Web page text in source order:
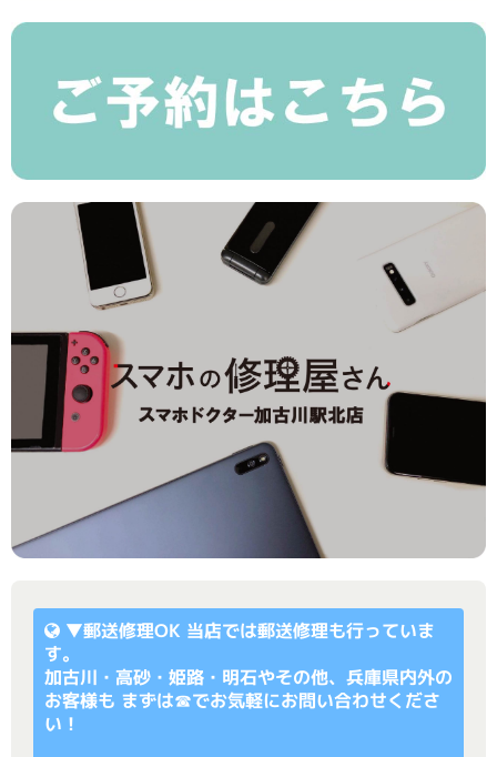
▼郵送修理OK 当店では郵送修理も行っていま
す。
加古川・高砂・姫路・明石やその他、兵庫県内外の
お客様も まずは☎でお気軽にお問い合わせくださ
い！